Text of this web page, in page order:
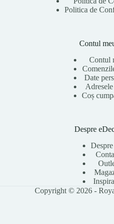
Politica de
Contul
Contul
Date
Coș
Despre
Copyright © 2026 -